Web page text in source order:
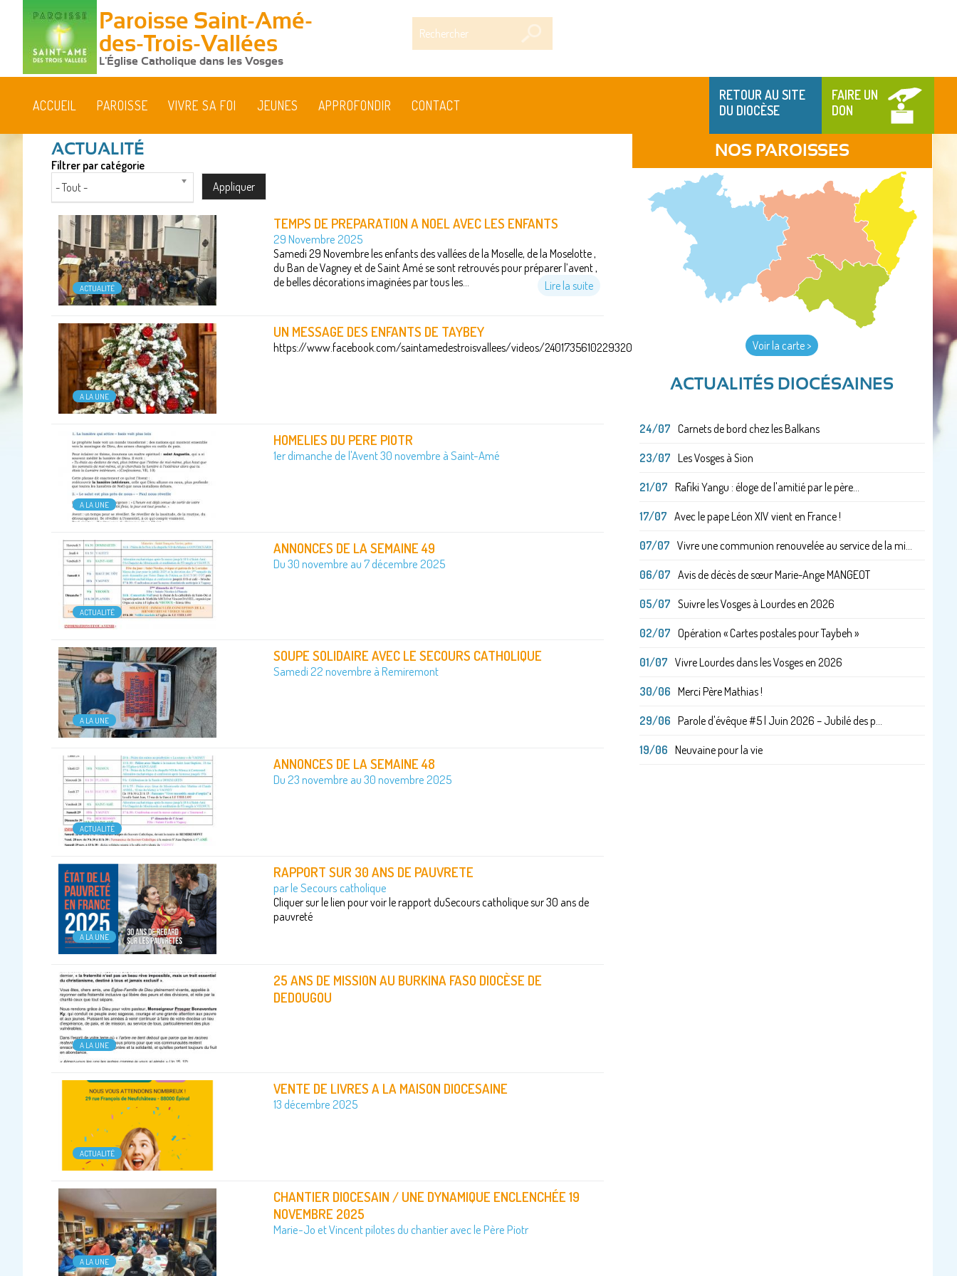
Paroisse Saint-Amé-
des-Trois-Vallées
L'Église Catholique dans les Vosges
RETOUR AU SITE
DU DIOCÈSE
FAIRE UN
DON
ACCUEIL PAROISSE VIVRE SA FOI JEUNES APPROFONDIR CONTACT
Filtrer par catégorie
- Tout -
ACTUALITÉ
TEMPS DE PREPARATION A NOEL AVEC LES ENFANTS
29 Novembre 2025
Samedi 29 Novembre les enfants des vallées de la Moselle, de la Moselotte ,
du Ban de Vagney et de Saint Amé se sont retrouvés pour préparer l’avent ,
de belles décorations imaginées par tous les...
Lire la suite
A LA UNE
UN MESSAGE DES ENFANTS DE TAYBEY
https://www.facebook.com/saintamedestroisvallees/videos/2401735610229320
A LA UNE
HOMELIES DU PERE PIOTR
1er dimanche de l'Avent 30 novembre à Saint-Amé
ACTUALITÉ
ANNONCES DE LA SEMAINE 49
Du 30 novembre au 7 décembre 2025
A LA UNE
SOUPE SOLIDAIRE AVEC LE SECOURS CATHOLIQUE
Samedi 22 novembre à Remiremont
ACTUALITÉ
ANNONCES DE LA SEMAINE 48
Du 23 novembre au 30 novembre 2025
A LA UNE
RAPPORT SUR 30 ANS DE PAUVRETE
par le Secours catholique
Cliquer sur le lien pour voir le rapport duSecours catholique sur 30 ans de
pauvreté
A LA UNE
25 ANS DE MISSION AU BURKINA FASO DIOCÈSE DE
DEDOUGOU
ACTUALITÉ
VENTE DE LIVRES A LA MAISON DIOCESAINE
13 décembre 2025
A LA UNE
CHANTIER DIOCESAIN / UNE DYNAMIQUE ENCLENCHÉE 19
NOVEMBRE 2025
Marie-Jo et Vincent pilotes du chantier avec le Père Piotr
NOS PAROISSES
Voir la carte >
ACTUALITÉS DIOCÉSAINES
24/07 Carnets de bord chez les Balkans
23/07 Les Vosges à Sion
21/07 Rafiki Yangu : éloge de l'amitié par le père...
17/07 Avec le pape Léon XIV vient en France !
07/07 Vivre une communion renouvelée au service de la mi...
06/07 Avis de décès de sœur Marie-Ange MANGEOT
05/07 Suivre les Vosges à Lourdes en 2026
02/07 Opération « Cartes postales pour Taybeh »
01/07 Vivre Lourdes dans les Vosges en 2026
30/06 Merci Père Mathias !
29/06 Parole d'évêque #5 | Juin 2026 – Jubilé des p...
19/06 Neuvaine pour la vie